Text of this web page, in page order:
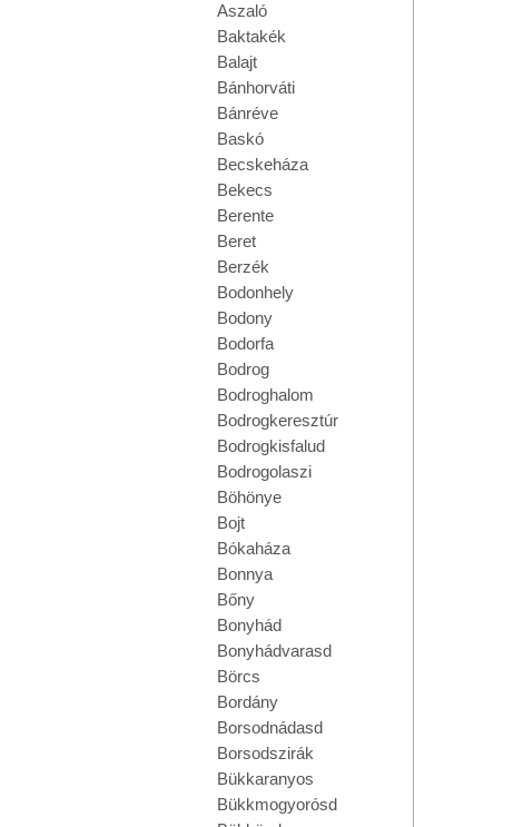
Aszaló
Baktakék
Balajt
Bánhorváti
Bánréve
Baskó
Becskeháza
Bekecs
Berente
Beret
Berzék
Bodonhely
Bodony
Bodorfa
Bodrog
Bodroghalom
Bodrogkeresztúr
Bodrogkisfalud
Bodrogolaszi
Böhönye
Bojt
Bókaháza
Bonnya
Bőny
Bonyhád
Bonyhádvarasd
Börcs
Bordány
Borsodnádasd
Borsodszirák
Bükkaranyos
Bükkmogyorósd